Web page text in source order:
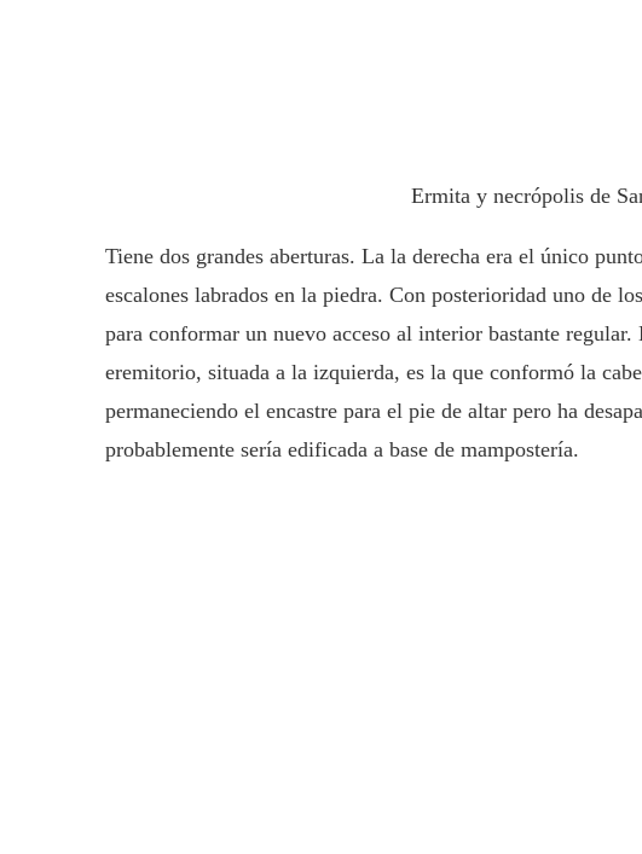
Ermita y necrópolis de
Tiene dos grandes aberturas. La la derecha era el único
escalones labrados en la piedra. Con posterioridad uno de
para conformar un nuevo acceso al interior bastante
eremitorio, situada a la izquierda, es la que conformó la
permaneciendo el encastre para el pie de altar pero ha
probablemente sería edificada a base de mampostería.